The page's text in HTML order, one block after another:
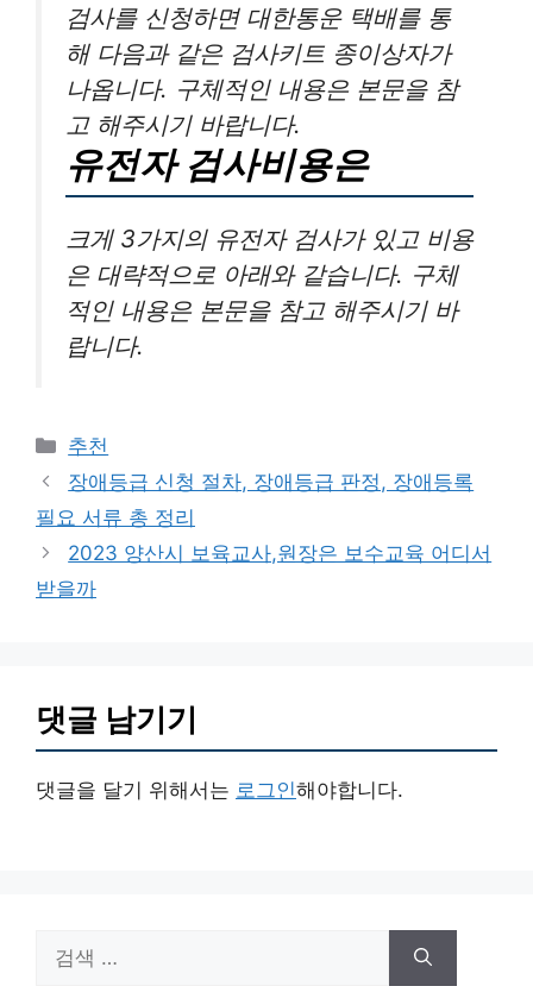
검사를 신청하면 대한통운 택배를 통
해 다음과 같은 검사키트 종이상자가
나옵니다. 구체적인 내용은 본문을 참
고 해주시기 바랍니다.
유전자 검사비용은
크게 3가지의 유전자 검사가 있고 비용
은 대략적으로 아래와 같습니다. 구체
적인 내용은 본문을 참고 해주시기 바
랍니다.
카
테
고
리
추천
장애등급 신청 절차, 장애등급 판정, 장애등록
필요 서류 총 정리
2023 양산시 보육교사,원장은 보수교육 어디서
받을까
댓글 남기기
댓글을 달기 위해서는 로그인해야합니다.
색: